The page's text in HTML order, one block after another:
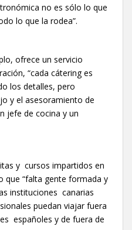
no es sólo lo que
lo que la rodea”.
ofrece un servicio
“cada cátering es
los detalles, pero
y el asesoramiento de
jefe de cocina y un
y cursos impartidos en
que “falta gente formada y
instituciones canarias
puedan viajar fuera
españoles y de fuera de